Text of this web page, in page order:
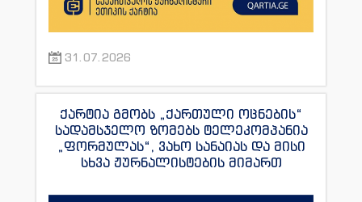
31.07.2026
ქარტია გმობს „ქართული ოცნების“
სადამსჯელო ზომებს ტელეკომპანია
„ფორმულას“, ვახო სანაიას და მისი
სხვა ჟურნალისტების მიმართ